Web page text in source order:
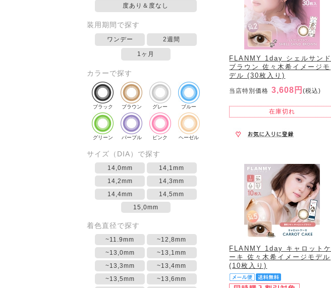
度あり＆度なし
装用期間で探す
ワンデー 2週間
1ヶ月
カラーで探す
ブラック ブラウン グレー ブルー
グリーン パープル ピンク ヘーゼル
サイズ（DIA）で探す
14,0mm
14,1mm
14,2mm
14,3mm
14,4mm
14,5mm
15,0mm
着色直径で探す
~11.9mm
~12,8mm
~13,0mm
~13,1mm
~13,3mm
~13,4mm
~13,5mm
~13,6mm
FLANMY 1day シェルサンド
ブラウン 佐々木希イメージモ
デル (30枚入り)
当店特別価格 3,608円(税込)
在庫切れ
FLANMY 1day キャロットケ
ーキ 佐々木希イメージモデル
(10枚入り)